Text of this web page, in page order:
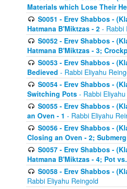
Materials which Lose Their
S0051 - Erev Shabbos -
Hatmana B'Miktzas - 2 - Rabbi
S0052 - Erev Shabbos -
Hatmana B'Miktzas - 3;
S0053 - Erev Shabbos -
Bedieved - Rabbi Eliyahu
S0054 - Erev Shabbos -
Switching Pots - Rabbi
S0055 - Erev Shabbos -
an Oven - 1 - Rabbi Eliyahu
S0056 - Erev Shabbos -
Closing an Oven - 2;
S0057 - Erev Shabbos -
Hatmana B'Miktzas - 4; Pot
S0058 - Erev Shabbos -
Rabbi Eliyahu Reingold